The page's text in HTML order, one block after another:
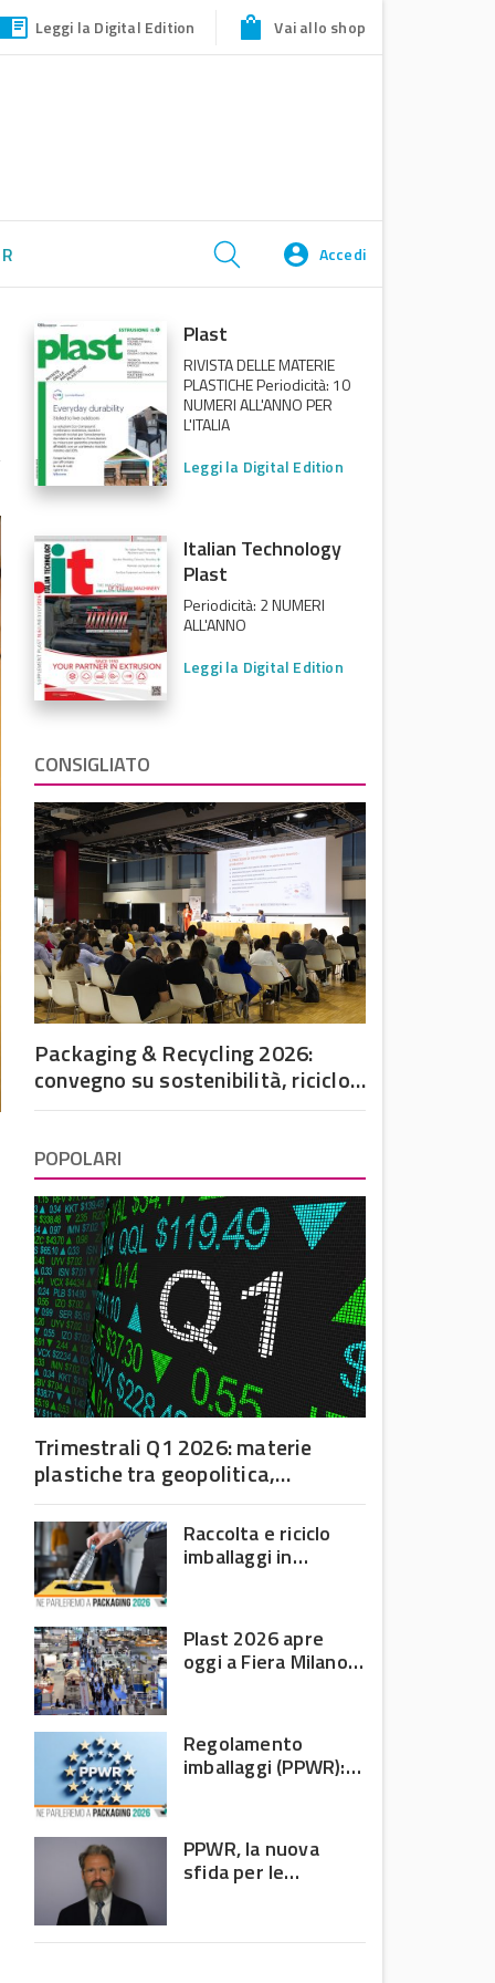
Leggi la Digital Edition Vai allo shop
Accedi
Plast
RIVISTA DELLE MATERIE
PLASTICHE Periodicità: 10
NUMERI ALL'ANNO PER
L'ITALIA
Leggi la Digital Edition
Italian Technology
Plast
Periodicità: 2 NUMERI
ALL'ANNO
Leggi la Digital Edition
CONSIGLIATO
Packaging & Recycling 2026:
convegno su sostenibilità, riciclo
e futuro dell’imballaggio in
POPOLARI
Trimestrali Q1 2026: materie
plastiche tra geopolitica,
domanda debole e corsa
all’efficienza Raccolta e riciclo
imballaggi in
e PPWR
Plast 2026 apre
oggi a Fiera Milano
plastiche
Regolamento
imballaggi (PPWR):
PPWR, la nuova
sfida per le
produce imballaggi